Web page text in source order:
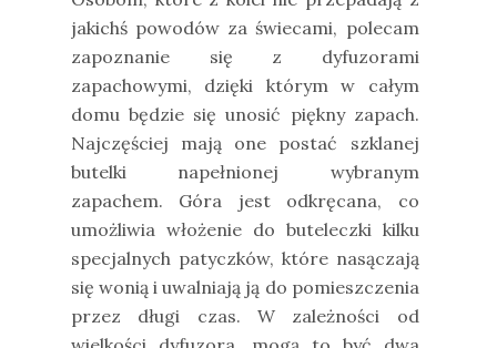
jakichś powodów za świecami, polecam
zapoznanie się z dyfuzorami
zapachowymi, dzięki którym w całym
domu będzie się unosić piękny zapach.
Najczęściej mają one postać szklanej
butelki napełnionej wybranym
zapachem. Góra jest odkręcana, co
umożliwia włożenie do buteleczki kilku
specjalnych patyczków, które nasączają
się wonią i uwalniają ją do pomieszczenia
przez długi czas. W zależności od